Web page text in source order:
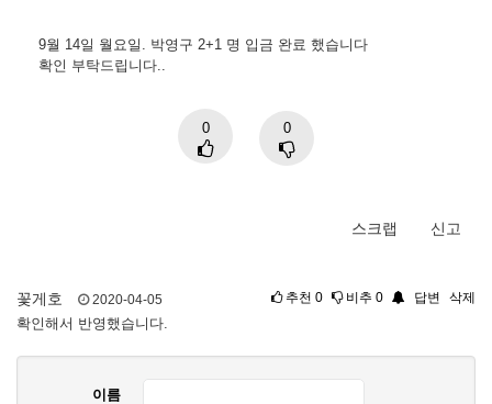
9월 14일 월요일. 박영구 2+1 명 입금 완료 했습니다
확인 부탁드립니다..
0 0
스크랩 신고
꽃게호 2020-04-05 추천 0 비추 0 답변 삭제
확인해서 반영했습니다.
이름